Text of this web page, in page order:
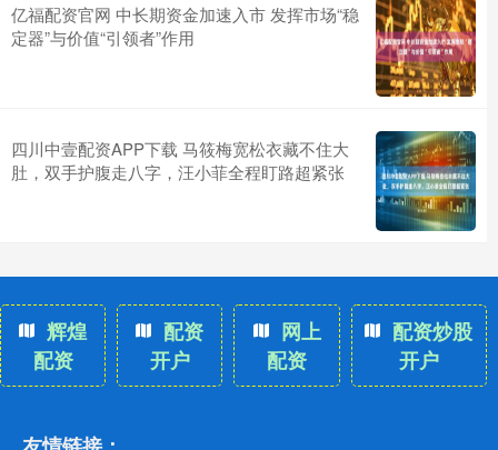
亿福配资官网 中长期资金加速入市 发挥市场“稳
定器”与价值“引领者”作用
四川中壹配资APP下载 马筱梅宽松衣藏不住大
肚，双手护腹走八字，汪小菲全程盯路超紧张
辉煌
配资
配资
开户
网上
配资
配资炒股
开户